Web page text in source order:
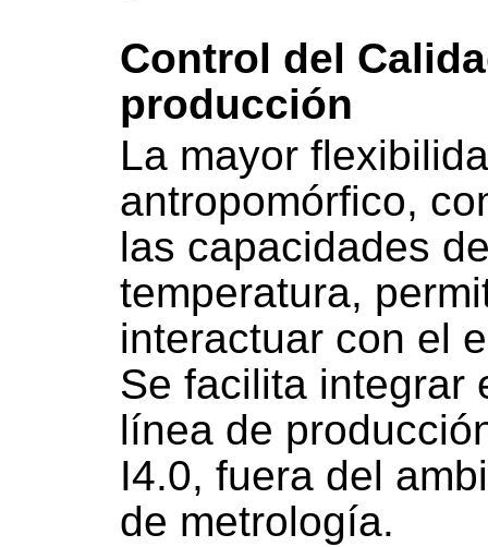
Control del
producción
La mayor
antropomórfico,
las capacidades
temperatura,
interactuar con el
Se facilita integrar
línea de
I4.0, fuera del
de metrología.